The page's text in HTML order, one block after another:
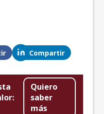
Compartir
Quiero
saber
más